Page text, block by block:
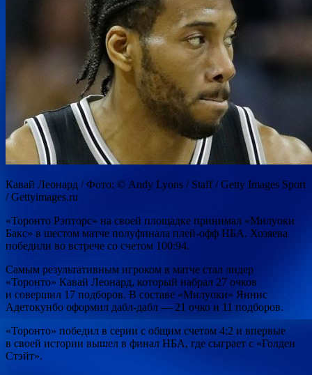
Кавай Леонард / Фото: © Andy Lyons / Staff / Getty Images Sport
/ Gettyimages.ru
«Торонто Рэпторс» на своей площадке принимал «Милуоки
Бакс» в шестом матче полуфинала плей-офф НБА. Хозяева
победили во встрече со счетом 100:94.
Самым результативным игроком в матче стал лидер
«Торонто» Кавай Леонард, который набрал 27 очков
и совершил 17 подборов. В составе «Милуоки» Яннис
Адетокунбо оформил дабл-дабл — 21 очко и 11 подборов.
«Торонто» победил в серии с общим счетом 4:2 и впервые
в своей истории вышел в финал НБА, где сыграет с «Голден
Стэйт».